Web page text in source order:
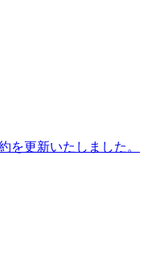
を更新いたしました。